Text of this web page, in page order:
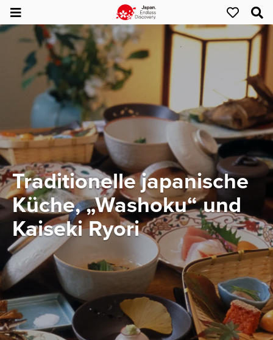
Traditionelle japanische
Küche, „Washoku“ und
Kaiseki Ryori